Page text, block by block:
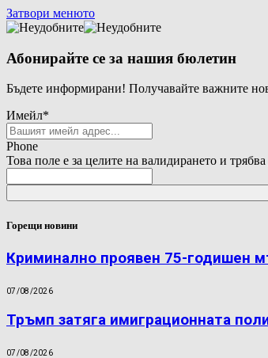
Затвори менюто
Абонирайте се за нашия бюлетин
Бъдете информирани! Получавайте важните
Имейл*
Phone
Това поле е за целите на валидирането и
Горещи новини
Криминално проявен 75-годишен
07/08/2026
Тръмп затяга имиграционната
07/08/2026